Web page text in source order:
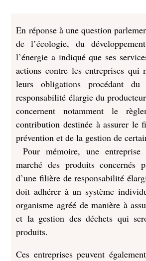
En réponse à une question
de l’écologie, du
l’énergie a indiqué que ses
actions contre les entreprises qui
leurs obligations procédant
responsabilité élargie du
concernent notamment le
contribution destinée à assurer le
prévention et de la gestion de
Pour mémoire, une
marché des produits concernés
d’une filière de responsabilité
doit adhérer à un système
organisme agréé de manière à
et la gestion des déchets qui
produits.
Ces entreprises peuvent